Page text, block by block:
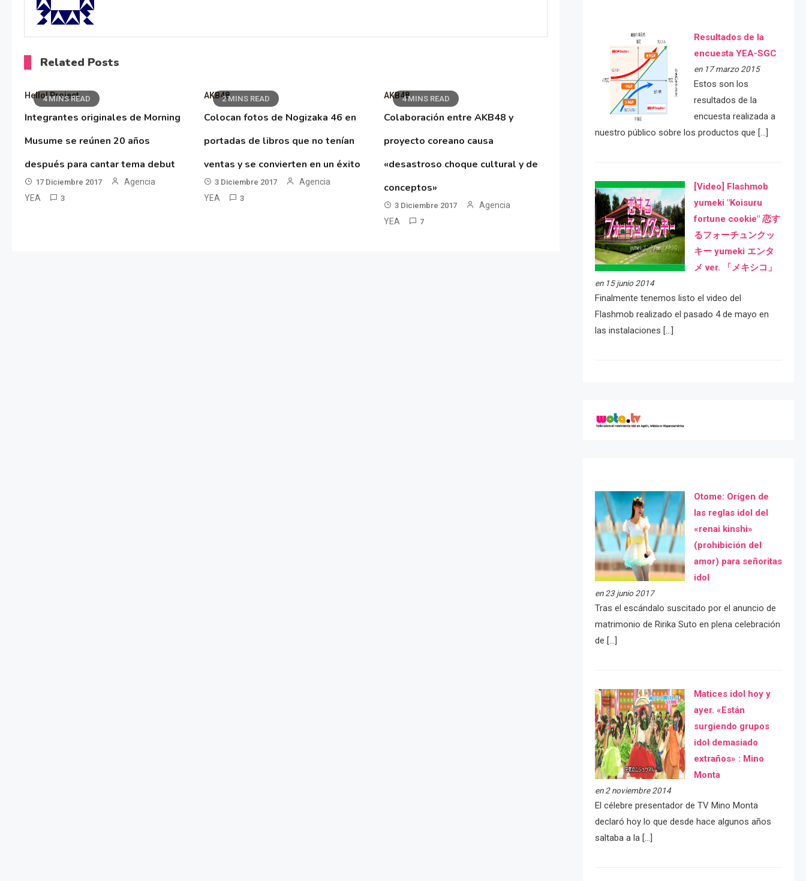
Related Posts
4 MINS READ
Hello! Project
Integrantes originales de Morning
Musume se reúnen 20 años
después para cantar tema debut
17 Diciembre 2017
Agencia
YEA
3
2 MINS READ
AKB48
Colocan fotos de Nogizaka 46 en
portadas de libros que no tenían
ventas y se convierten en un éxito
3 Diciembre 2017
Agencia
YEA
3
4 MINS READ
AKB48
Colaboración entre AKB48 y
proyecto coreano causa
«desastroso choque cultural y de
conceptos»
3 Diciembre 2017
Agencia
YEA
7
Resultados de la
encuesta YEA-SGC
en 17 marzo 2015
Estos son los
resultados de la
encuesta realizada a
nuestro público sobre los productos que […]
[Video] Flashmob
yumeki "Koisuru
fortune cookie" 恋す
るフォーチュンクッ
キー yumeki エンタ
メ ver. 「メキシコ」
en 15 junio 2014
Finalmente tenemos listo el video del
Flashmob realizado el pasado 4 de mayo en
las instalaciones […]
Otome: Orígen de
las reglas idol del
«renai kinshi»
(prohibición del
amor) para señoritas
idol
en 23 junio 2017
Tras el escándalo suscitado por el anuncio de
matrimonio de Ririka Suto en plena celebración
de […]
Matices idol hoy y
ayer. «Están
surgiendo grupos
idol demasiado
extraños» : Mino
Monta
en 2 noviembre 2014
El célebre presentador de TV Mino Monta
declaró hoy lo que desde hace algunos años
saltaba a la […]